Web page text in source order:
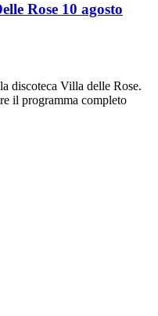
Rose 10 agosto
discoteca Villa delle Rose.
il programma completo